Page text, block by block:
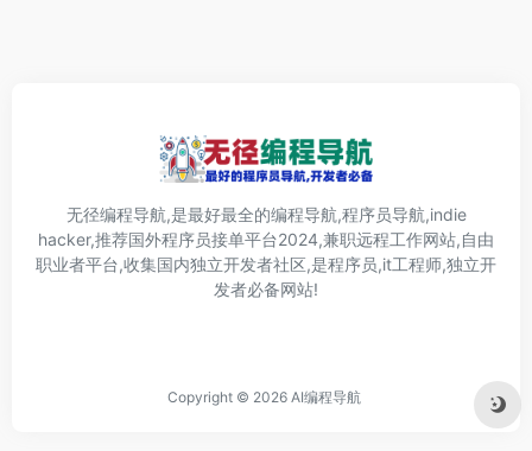
无径编程导航,是最好最全的编程导航,程序员导航,indie
hacker,推荐国外程序员接单平台2024,兼职远程工作网站,自由
职业者平台,收集国内独立开发者社区,是程序员,it工程师,独立开
发者必备网站!
Copyright © 2026 AI编程导航